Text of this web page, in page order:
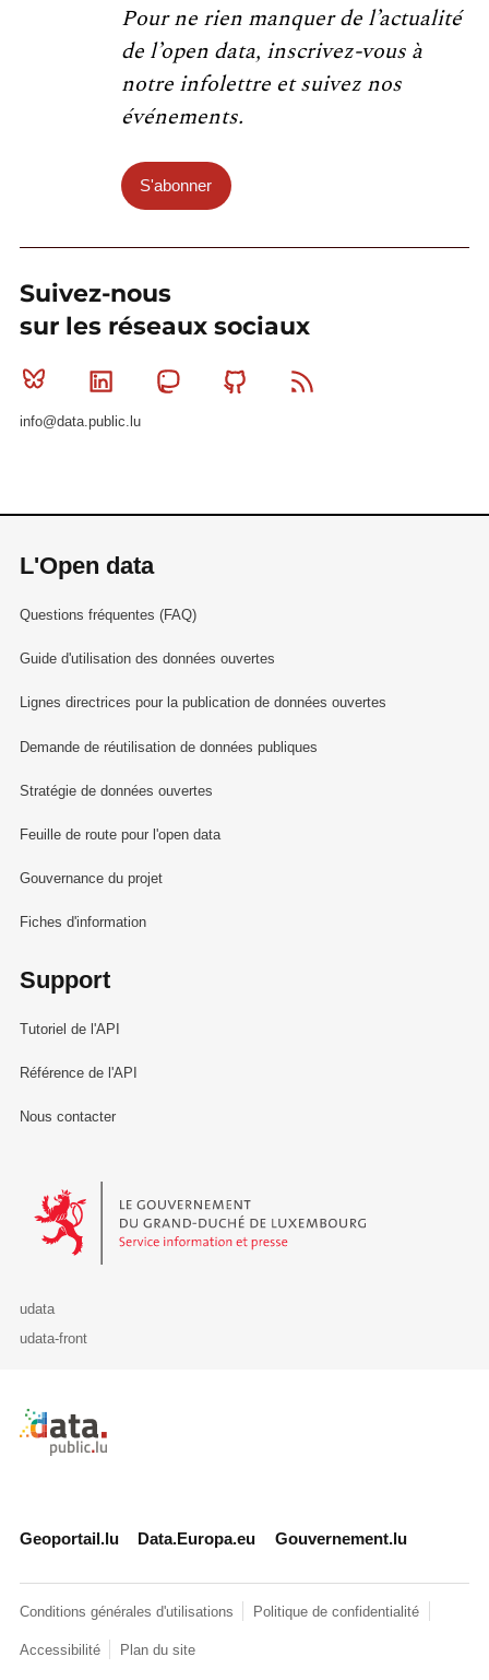
Pour ne rien manquer de l’actualité
de l’open data, inscrivez-vous à
notre infolettre et suivez nos
événements.
S'abonner
Suivez-nous
sur les réseaux sociaux
Bluesky Linkedin MastodonGithub
info@data.public.lu
L'Open data
Questions fréquentes (FAQ)
Guide d'utilisation des données ouvertes
Lignes directrices pour la publication de données ouvertes
Demande de réutilisation de données publiques
Stratégie de données ouvertes
Feuille de route pour l'open data
Gouvernance du projet
Fiches d'information
Support
Tutoriel de l'API
Référence de l'API
Nous contacter
Le Gouvernement du Grand-Duché de Luxembourg - Service
udata
udata-front
Retour à l'accueil de data.public.lu
Geoportail.lu Data.Europa.eu Gouvernement.lu
Conditions générales d'utilisations Politique de confidentialité
Accessibilité Plan du site